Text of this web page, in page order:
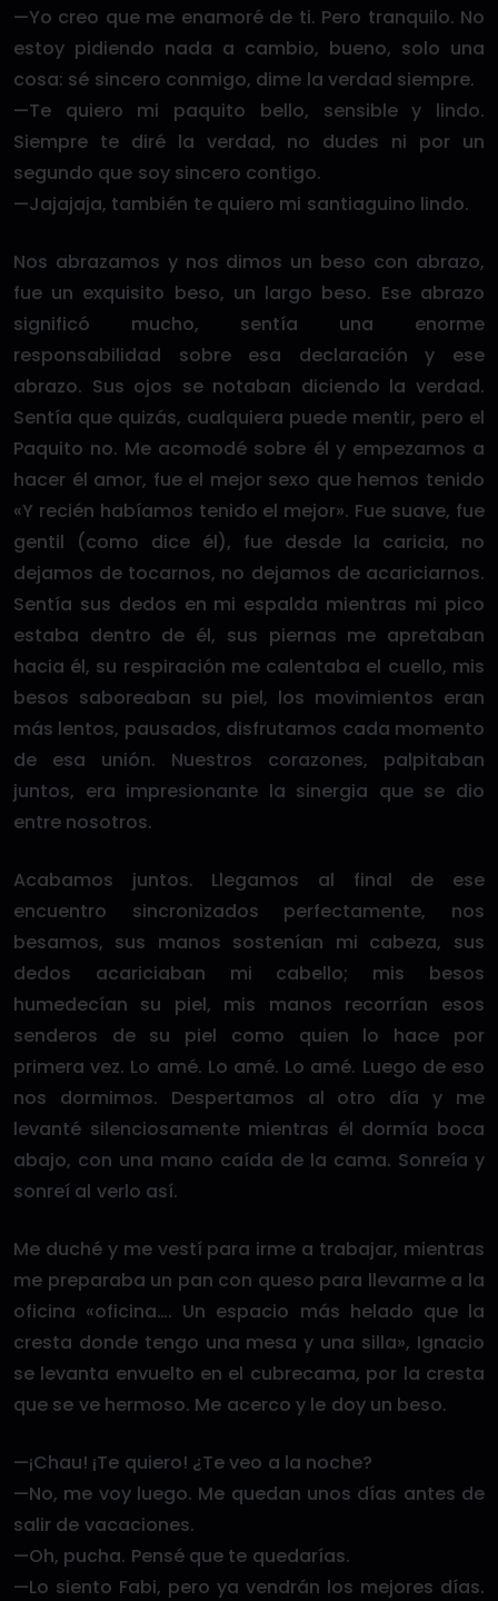
—Yo creo que me enamoré de ti. Pero tranquilo. No
estoy pidiendo nada a cambio, bueno, solo una
cosa: sé sincero conmigo, dime la verdad siempre.
—Te quiero mi paquito bello, sensible y lindo.
Siempre te diré la verdad, no dudes ni por un
segundo que soy sincero contigo.
—Jajajaja, también te quiero mi santiaguino lindo.
Nos abrazamos y nos dimos un beso con abrazo,
fue un exquisito beso, un largo beso. Ese abrazo
significó mucho, sentía una enorme
responsabilidad sobre esa declaración y ese
abrazo. Sus ojos se notaban diciendo la verdad.
Sentía que quizás, cualquiera puede mentir, pero el
Paquito no. Me acomodé sobre él y empezamos a
hacer él amor, fue el mejor sexo que hemos tenido
«Y recién habíamos tenido el mejor». Fue suave, fue
gentil (como dice él), fue desde la caricia, no
dejamos de tocarnos, no dejamos de acariciarnos.
Sentía sus dedos en mi espalda mientras mi pico
estaba dentro de él, sus piernas me apretaban
hacia él, su respiración me calentaba el cuello, mis
besos saboreaban su piel, los movimientos eran
más lentos, pausados, disfrutamos cada momento
de esa unión. Nuestros corazones, palpitaban
juntos, era impresionante la sinergia que se dio
entre nosotros.
Acabamos juntos. Llegamos al final de ese
encuentro sincronizados perfectamente, nos
besamos, sus manos sostenían mi cabeza, sus
dedos acariciaban mi cabello; mis besos
humedecían su piel, mis manos recorrían esos
senderos de su piel como quien lo hace por
primera vez. Lo amé. Lo amé. Lo amé. Luego de eso
nos dormimos. Despertamos al otro día y me
levanté silenciosamente mientras él dormía boca
abajo, con una mano caída de la cama. Sonreía y
sonreí al verlo así.
Me duché y me vestí para irme a trabajar, mientras
me preparaba un pan con queso para llevarme a la
oficina «oficina…. Un espacio más helado que la
cresta donde tengo una mesa y una silla», Ignacio
se levanta envuelto en el cubrecama, por la cresta
que se ve hermoso. Me acerco y le doy un beso.
—¡Chau! ¡Te quiero! ¿Te veo a la noche?
—No, me voy luego. Me quedan unos días antes de
salir de vacaciones.
—Oh, pucha. Pensé que te quedarías.
—Lo siento Fabi, pero ya vendrán los mejores días.